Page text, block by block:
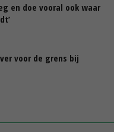
en doe vooral ook waar
voor de grens bij